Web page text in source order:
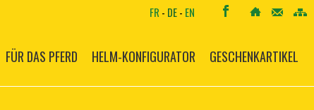
FÜR DAS PFERD HELM-KONFIGURATOR GESCHENKARTIKEL
FR - DE- EN